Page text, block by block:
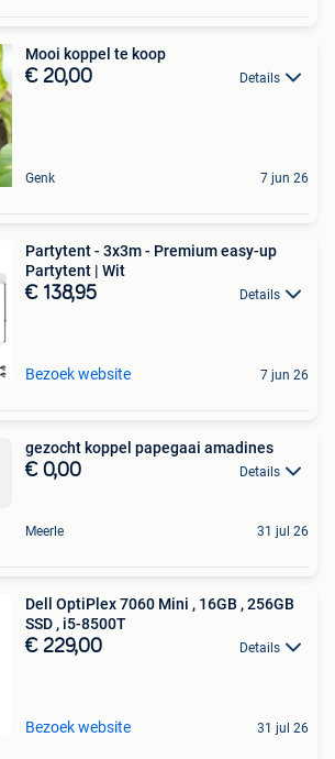
Mooi koppel te koop
€ 20,00 Details
Genk 7 jun 26
Partytent - 3x3m - Premium easy-up
Partytent | Wit
€ 138,95 Details
Bezoek website 7 jun 26
gezocht koppel papegaai amadines
€ 0,00 Details
Meerle 31 jul 26
Dell OptiPlex 7060 Mini , 16GB , 256GB
SSD , i5-8500T
€ 229,00 Details
Bezoek website 31 jul 26